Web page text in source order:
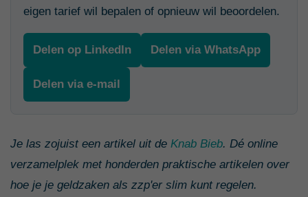
eigen tarief wil bepalen of opnieuw wil beoordelen.
Delen op LinkedIn Delen via WhatsApp
Delen via e-mail
Je las zojuist een artikel uit de Knab Bieb. Dé online
verzamelplek met honderden praktische artikelen over
hoe je je geldzaken als zzp'er slim kunt regelen.